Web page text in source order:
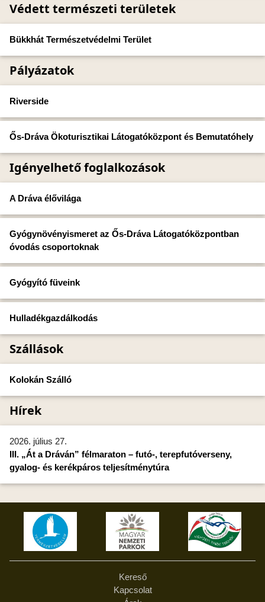
Védett természeti területek
Bükkhát Természetvédelmi Terület
Pályázatok
Riverside
Ős-Dráva Ökoturisztikai Látogatóközpont és Bemutatóhely
Igényelhető foglalkozások
A Dráva élővilága
Gyógynövényismeret az Ős-Dráva Látogatóközpontban
óvodás csoportoknak
Gyógyító füveink
Hulladékgazdálkodás
Szállások
Kolokán Szálló
Hírek
2026. július 27.
III. „Át a Dráván” félmaraton – futó-, terepfutóverseny,
gyalog- és kerékpáros teljesítménytúra
Kereső
Kapcsolat